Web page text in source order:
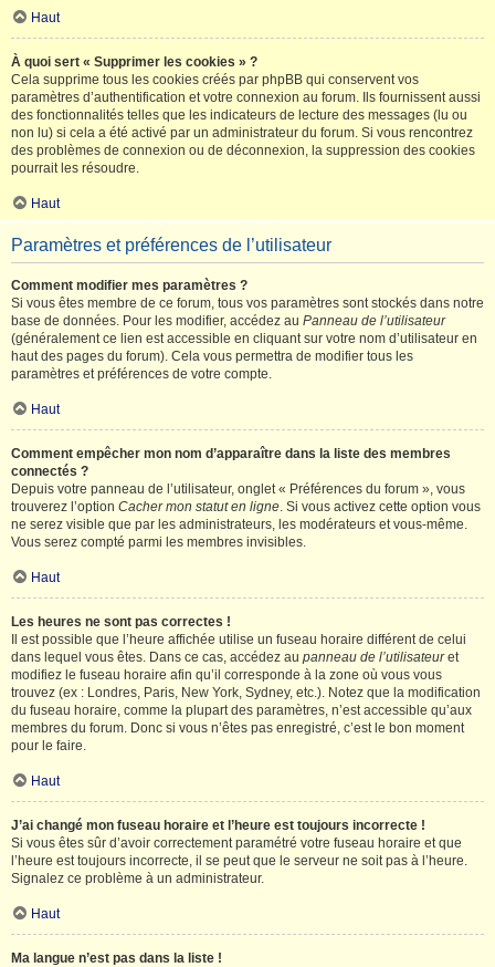
Haut
À quoi sert « Supprimer les cookies » ?
Cela supprime tous les cookies créés par phpBB qui conservent vos
paramètres d’authentification et votre connexion au forum. Ils fournissent aussi
des fonctionnalités telles que les indicateurs de lecture des messages (lu ou
non lu) si cela a été activé par un administrateur du forum. Si vous rencontrez
des problèmes de connexion ou de déconnexion, la suppression des cookies
pourrait les résoudre.
Haut
Paramètres et préférences de l’utilisateur
Comment modifier mes paramètres ?
Si vous êtes membre de ce forum, tous vos paramètres sont stockés dans notre
base de données. Pour les modifier, accédez au Panneau de l’utilisateur
(généralement ce lien est accessible en cliquant sur votre nom d’utilisateur en
haut des pages du forum). Cela vous permettra de modifier tous les
paramètres et préférences de votre compte.
Haut
Comment empêcher mon nom d’apparaître dans la liste des membres
connectés ?
Depuis votre panneau de l’utilisateur, onglet « Préférences du forum », vous
trouverez l’option Cacher mon statut en ligne. Si vous activez cette option vous
ne serez visible que par les administrateurs, les modérateurs et vous-même.
Vous serez compté parmi les membres invisibles.
Haut
Les heures ne sont pas correctes !
Il est possible que l’heure affichée utilise un fuseau horaire différent de celui
dans lequel vous êtes. Dans ce cas, accédez au panneau de l’utilisateuret
modifiez le fuseau horaire afin qu’il corresponde à la zone où vous vous
trouvez (ex : Londres, Paris, New York, Sydney, etc.). Notez que la modification
du fuseau horaire, comme la plupart des paramètres, n’est accessible qu’aux
membres du forum. Donc si vous n’êtes pas enregistré, c’est le bon moment
pour le faire.
Haut
J’ai changé mon fuseau horaire et l’heure est toujours incorrecte !
Si vous êtes sûr d’avoir correctement paramétré votre fuseau horaire et que
l’heure est toujours incorrecte, il se peut que le serveur ne soit pas à l’heure.
Signalez ce problème à un administrateur.
Haut
Ma langue n’est pas dans la liste !